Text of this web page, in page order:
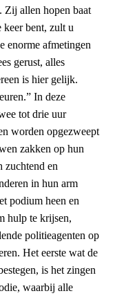
Zij allen hopen baat
keer bent, zult u
enorme afmetingen
gerust, alles
is hier gelijk.
In deze
tot drie uur
worden opgezweept
zakken op hun
zuchtend en
in hun arm
podium heen en
hulp te krijsen,
politieagenten op
Het eerste wat de
is het zingen
waarbij alle